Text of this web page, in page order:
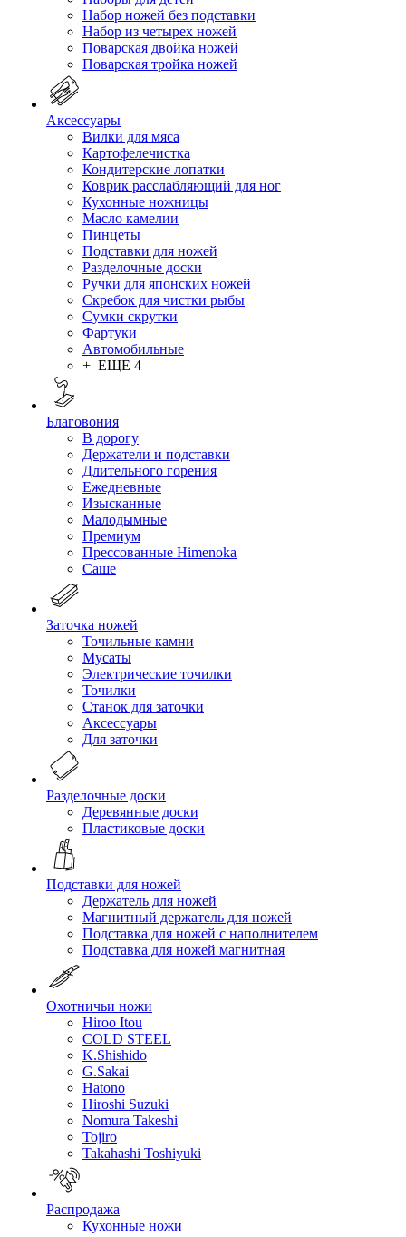
Набор ножей без подставки
Набор из четырех ножей
Поварская двойка ножей
Поварская тройка ножей
Аксессуары
Вилки для мяса
Картофелечистка
Кондитерские лопатки
Коврик расслабляющий для ног
Кухонные ножницы
Масло камелии
Пинцеты
Подставки для ножей
Разделочные доски
Ручки для японских ножей
Скребок для чистки рыбы
Сумки скрутки
Фартуки
Автомобильные
+ ЕЩЕ 4
Благовония
В дорогу
Держатели и подставки
Длительного горения
Ежедневные
Изысканные
Малодымные
Премиум
Прессованные Himenoka
Саше
Заточка ножей
Точильные камни
Мусаты
Электрические точилки
Точилки
Станок для заточки
Аксессуары
Для заточки
Разделочные доски
Деревянные доски
Пластиковые доски
Подставки для ножей
Держатель для ножей
Магнитный держатель для ножей
Подставка для ножей с наполнителем
Подставка для ножей магнитная
Охотничьи ножи
Hiroo Itou
COLD STEEL
K.Shishido
G.Sakai
Hatono
Hiroshi Suzuki
Nomura Takeshi
Tojiro
Takahashi Toshiyuki
Распродажа
Кухонные ножи